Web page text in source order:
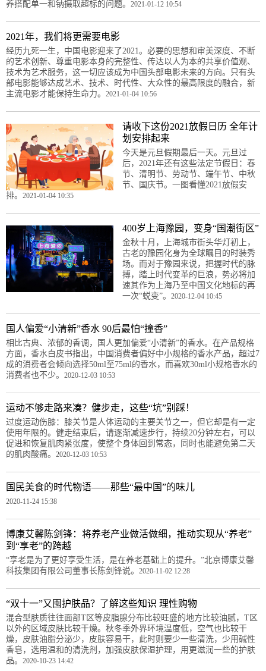
养搭配单一和钠摄取超标的问题。 2021-01-12 10:54
2021年，我们将更需要电影
经历九死一生，中国电影迎来了2021。必要的思想和审美深度、不断
的艺术创新、尊重电影本身的完整性、传达以人为本的共享价值观、
技术为艺术服务，这一切应该成为中国头部电影未来的方向。只有头
部电影能够达成艺术、技术、时代性、大众性的最高限度的融合，新
主流电影才能保持生命力。 2021-01-04 10:56
请收下这份2021放假日历 全年计
划安排起来
今天是元旦假期最后一天。元旦过
后，2021年还有这些法定节假日：春
节、清明节、劳动节、端午节、中秋
节、国庆节。一图看懂2021放假安
排。 2021-01-04 10:35
400岁上海豫园，变身“国潮街区”
金秋十月，上海城市街头华灯初上，
古老的豫园化身为全球瞩目的时装秀
场。而对于豫园来说，把握时代的脉
搏，踏上时代变革的巨浪，势必将加
速其作为上海乃至中国文化地标的再
一次“蜕变”。 2020-12-04 10:45
国人偏爱“小清新”香水 90后最怕“撞香”
相比古典、浓郁的香调，国人更加偏爱“小清新”的香水。在产品规格
方面，香水白皮书指出，中国消费者偏好中小规格的香水产品，超过7
成的消费者会倾向选择50ml至75ml的香水，而喜欢30ml小规格香水的
消费者也不少。 2020-12-03 10:53
运动不够走路来凑？健步走，这些“坑”别踩！
过度运动伤膝：膝关节是人体运动的主要关节之一，但它却是有一定
使用年限的。健走结束后，请逐渐减速步行，持续20分钟左右，可以
促进和恢复肌肉紧张度，使整个身体回到常态，同时也能避免第二天
的肌肉酸痛。 2020-12-03 10:53
国民美食的时代物语——那些“最中国”的味儿
2020-11-24 15:38
博康艾馨陈剑锋：将养老产业做活做细，推动实现从“养老”
到“享老”的跨越
“享老是为了更好享受生活，是在养老基础上的提升。”北京博康艾馨
科技集团有限公司董事长陈剑锋说。 2020-11-02 12:28
“双十一”又囤护肤品？了解这些知识 理性购物
混合型肤质往往面部T区等皮脂腺分布比较旺盛的地方比较油腻，T区
以外的区域皮肤比较干燥。秋冬季外界环境温度低，空气也比较干
燥，皮肤油脂分泌少，皮肤容易干，此时则要少一些清洗，少用碱性
香皂，选用温和的清洗剂，加强皮肤保湿护理，用更滋润一些的护肤
品。 2020-10-23 14:42